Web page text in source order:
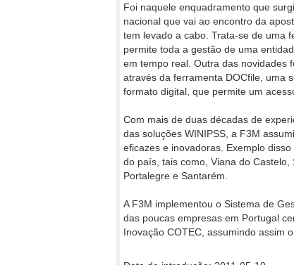
Foi naquele enquadramento que
nacional que vai ao encontro da
tem levado a cabo. Trata-se de uma
permite toda a gestão de uma
em tempo real. Outra das novidades
através da ferramenta DOCfile, uma
formato digital, que permite um
Com mais de duas décadas de
das soluções WINIPSS, a F3M
eficazes e inovadoras. Exemplo
do país, tais como, Viana do Castelo,
Portalegre e Santarém.
A F3M implementou o Sistema de
das poucas empresas em Portugal
Inovação COTEC, assumindo assim